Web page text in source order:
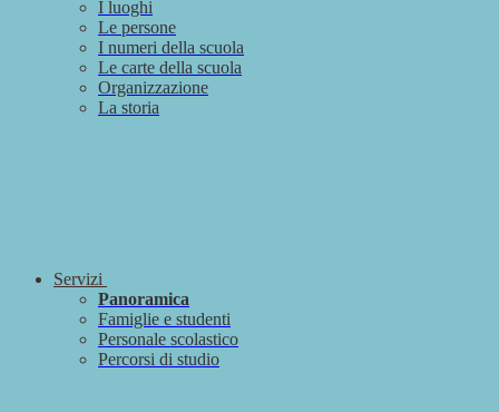
I luoghi
Le persone
I numeri della scuola
Le carte della scuola
Organizzazione
La storia
Servizi
Panoramica
Famiglie e studenti
Personale scolastico
Percorsi di studio